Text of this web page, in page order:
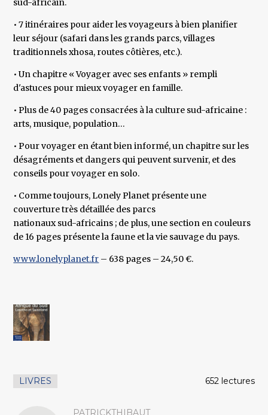
sud-africain.
• 7 itinéraires pour aider les voyageurs à bien planifier
leur séjour (safari dans les grands parcs, villages
traditionnels xhosa, routes côtières, etc.).
• Un chapitre « Voyager avec ses enfants » rempli
d'astuces pour mieux voyager en famille.
• Plus de 40 pages consacrées à la culture sud-africaine :
arts, musique, population…
• Pour voyager en étant bien informé, un chapitre sur les
désagréments et dangers qui peuvent survenir, et des
conseils pour voyager en solo.
• Comme toujours, Lonely Planet présente une
couverture très détaillée des parcs
nationaux sud-africains ; de plus, une section en couleurs
de 16 pages présente la faune et la vie sauvage du pays.
www.lonelyplanet.fr – 638 pages – 24,50 €.
LIVRES 652 lectures
PATRICKTHIBAUT